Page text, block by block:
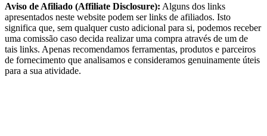
Aviso de Afiliado (Affiliate Disclosure): Alguns dos links
apresentados neste website podem ser links de afiliados. Isto
significa que, sem qualquer custo adicional para si, podemos receber
uma comissão caso decida realizar uma compra através de um de
tais links. Apenas recomendamos ferramentas, produtos e parceiros
de fornecimento que analisamos e consideramos genuinamente úteis
para a sua atividade.